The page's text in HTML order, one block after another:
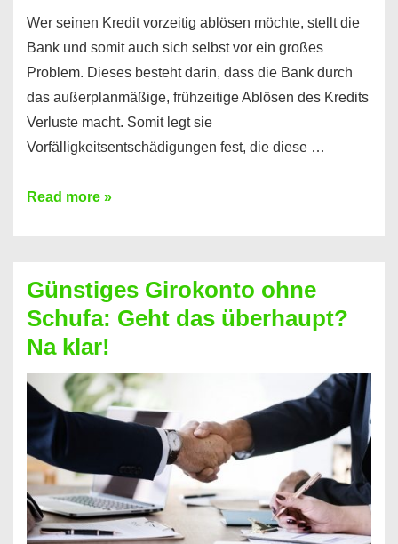
Wer seinen Kredit vorzeitig ablösen möchte, stellt die
Bank und somit auch sich selbst vor ein großes
Problem. Dieses besteht darin, dass die Bank durch
das außerplanmäßige, frühzeitige Ablösen des Kredits
Verluste macht. Somit legt sie
Vorfälligkeitsentschädigungen fest, die diese …
Kredit
dabei
profitieren
–
So
funktioniert’s
Read more »
Günstiges Girokonto ohne
Schufa: Geht das überhaupt?
Na klar!